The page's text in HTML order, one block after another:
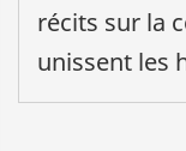
récits sur la
unissent les